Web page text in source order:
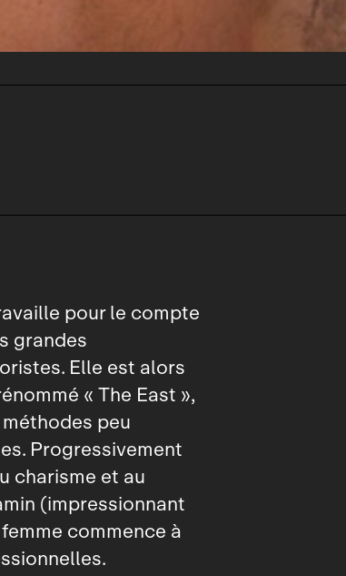
pour le compte
grandes
Elle est alors
« The East »,
peu
Progressivement
charisme et au
(impressionnant
commence à